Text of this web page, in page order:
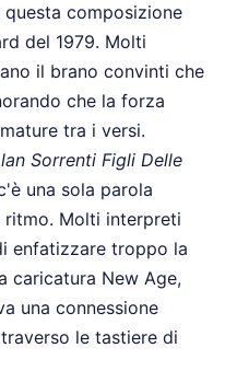
composizione
del 1979. Molti
il brano convinti che
che la forza
tra i versi.
Sorrenti Figli Delle
una sola parola
ritmo. Molti interpreti
enfatizzare troppo la
caricatura New Age,
una connessione
le tastiere di